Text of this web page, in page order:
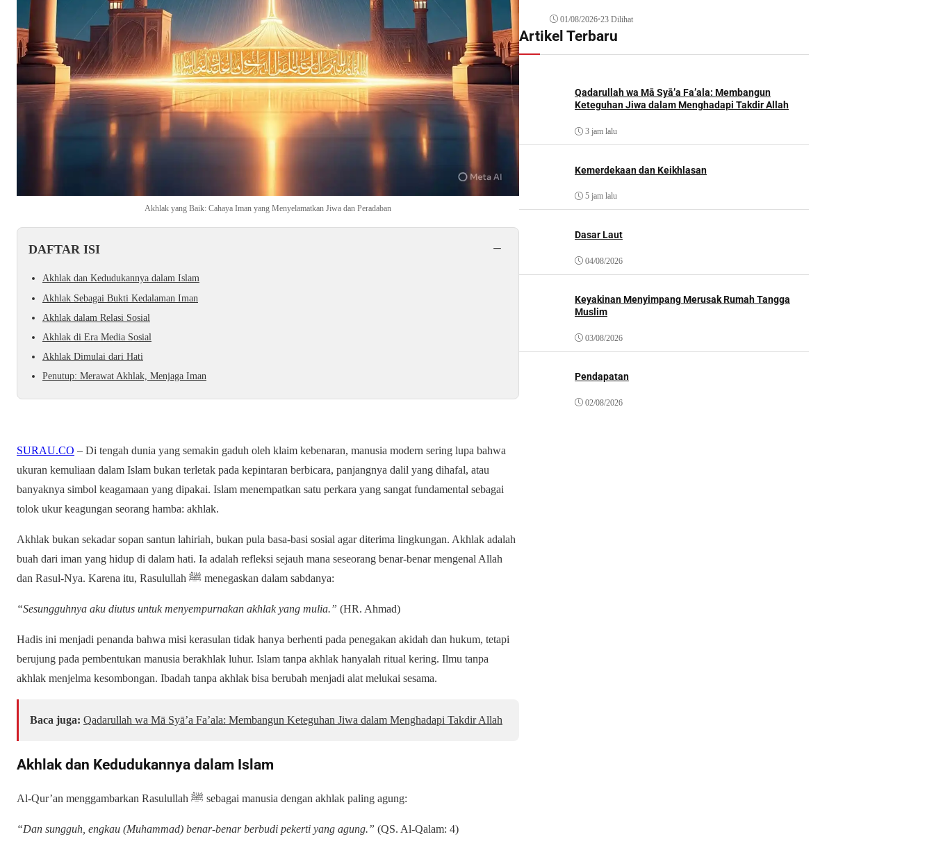
Akhlak yang Baik: Cahaya Iman yang Menyelamatkan Jiwa dan Peradaban
DAFTAR ISI −
Akhlak dan Kedudukannya dalam Islam
Akhlak Sebagai Bukti Kedalaman Iman
Akhlak dalam Relasi Sosial
Akhlak di Era Media Sosial
Akhlak Dimulai dari Hati
Penutup: Merawat Akhlak, Menjaga Iman
SURAU.CO – Di tengah dunia yang semakin gaduh oleh klaim kebenaran, manusia modern sering lupa bahwa
ukuran kemuliaan dalam Islam bukan terletak pada kepintaran berbicara, panjangnya dalil yang dihafal, atau
banyaknya simbol keagamaan yang dipakai. Islam menempatkan satu perkara yang sangat fundamental sebagai
tolok ukur keagungan seorang hamba: akhlak.
Akhlak bukan sekadar sopan santun lahiriah, bukan pula basa-basi sosial agar diterima lingkungan. Akhlak adalah
buah dari iman yang hidup di dalam hati. Ia adalah refleksi sejauh mana seseorang benar-benar mengenal Allah
dan Rasul-Nya. Karena itu, Rasulullah ﷺ menegaskan dalam sabdanya:
“Sesungguhnya aku diutus untuk menyempurnakan akhlak yang mulia.” (HR. Ahmad)
Hadis ini menjadi penanda bahwa misi kerasulan tidak hanya berhenti pada penegakan akidah dan hukum, tetapi
berujung pada pembentukan manusia berakhlak luhur. Islam tanpa akhlak hanyalah ritual kering. Ilmu tanpa
akhlak menjelma kesombongan. Ibadah tanpa akhlak bisa berubah menjadi alat melukai sesama.
Baca juga: Qadarullah wa Mā Syā’a Fa’ala: Membangun Keteguhan Jiwa dalam Menghadapi Takdir Allah
Akhlak dan Kedudukannya dalam Islam
Al-Qur’an menggambarkan Rasulullah ﷺ sebagai manusia dengan akhlak paling agung:
“Dan sungguh, engkau (Muhammad) benar-benar berbudi pekerti yang agung.” (QS. Al-Qalam: 4)
01/08/2026•23 Dilihat
Artikel Terbaru
Qadarullah wa Mā Syā’a Fa’ala: Membangun
Keteguhan Jiwa dalam Menghadapi Takdir Allah
3 jam lalu
Kemerdekaan dan Keikhlasan
5 jam lalu
Dasar Laut
04/08/2026
Keyakinan Menyimpang Merusak Rumah Tangga
Muslim
03/08/2026
Pendapatan
02/08/2026